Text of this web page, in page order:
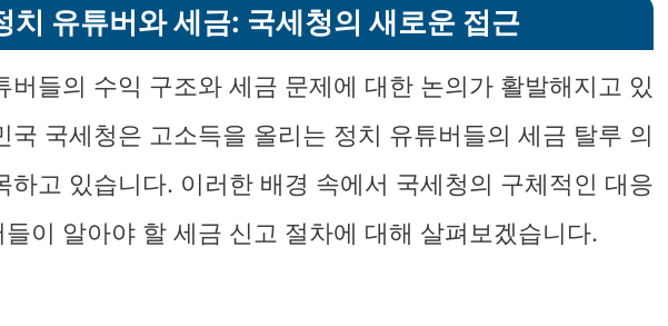
치 유튜버와 세금: 국세청의 새로운 접근
버들의 수익 구조와 세금 문제에 대한 논의가 활발해지고 있
국 국세청은 고소득을 올리는 정치 유튜버들의 세금 탈루 의
하고 있습니다. 이러한 배경 속에서 국세청의 구체적인 대응
이 알아야 할 세금 신고 절차에 대해 살펴보겠습니다.